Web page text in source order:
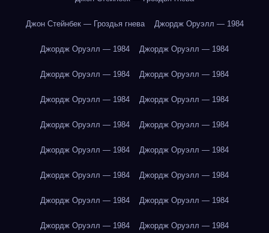
Джон Стейнбек — Гроздья гнева Джордж Оруэлл — 1984
Джордж Оруэлл — 1984 Джордж Оруэлл — 1984
Джордж Оруэлл — 1984 Джордж Оруэлл — 1984
Джордж Оруэлл — 1984 Джордж Оруэлл — 1984
Джордж Оруэлл — 1984 Джордж Оруэлл — 1984
Джордж Оруэлл — 1984 Джордж Оруэлл — 1984
Джордж Оруэлл — 1984 Джордж Оруэлл — 1984
Джордж Оруэлл — 1984 Джордж Оруэлл — 1984
Джордж Оруэлл — 1984 Джордж Оруэлл — 1984